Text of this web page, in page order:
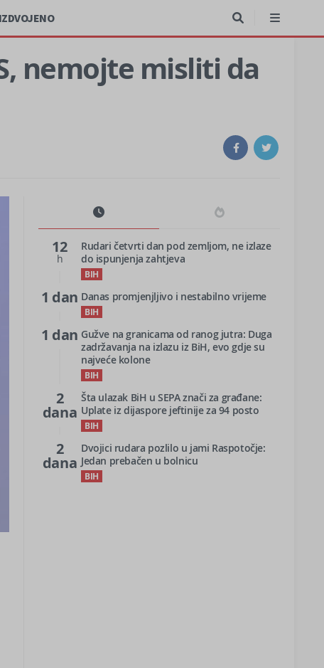
IZDVOJENO
nemojte misliti da
12
h
Rudari četvrti dan pod zemljom, ne izlaze
do ispunjenja zahtjeva
BIH
1 dan Danas promjenjljivo i nestabilno vrijeme
BIH
1 dan Gužve na granicama od ranog jutra: Duga
zadržavanja na izlazu iz BiH, evo gdje su
najveće kolone
BIH
2
dana
Šta ulazak BiH u SEPA znači za građane:
Uplate iz dijaspore jeftinije za 94 posto
BIH
2
dana
Dvojici rudara pozlilo u jami Raspotočje:
Jedan prebačen u bolnicu
BIH